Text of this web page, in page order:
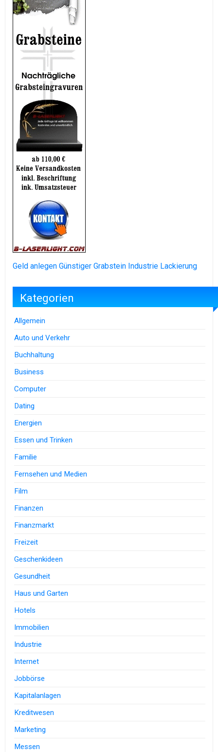
Geld anlegen Günstiger Grabstein Industrie Lackierung
Kategorien
Allgemein
Auto und Verkehr
Buchhaltung
Business
Computer
Dating
Energien
Essen und Trinken
Familie
Fernsehen und Medien
Film
Finanzen
Finanzmarkt
Freizeit
Geschenkideen
Gesundheit
Haus und Garten
Hotels
Immobilien
Industrie
Internet
Jobbörse
Kapitalanlagen
Kreditwesen
Marketing
Messen